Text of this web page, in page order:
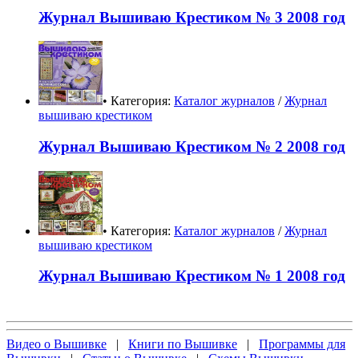
Журнал Вышиваю Крестиком № 3 2008 год
• Категория: Каталог журналов /Журнал
вышиваю крестиком
Журнал Вышиваю Крестиком № 2 2008 год
• Категория: Каталог журналов /Журнал
вышиваю крестиком
Журнал Вышиваю Крестиком № 1 2008 год
Видео о Вышивке | Книги по Вышивке | Программы для